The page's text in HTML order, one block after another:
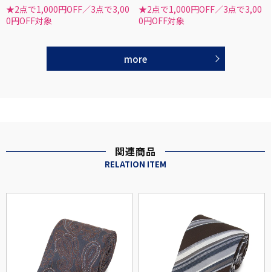
★2点で1,000円OFF／3点で3,00
0円OFF対象
★2点で1,000円OFF／3点で3,00
0円OFF対象
more
関連商品
RELATION ITEM